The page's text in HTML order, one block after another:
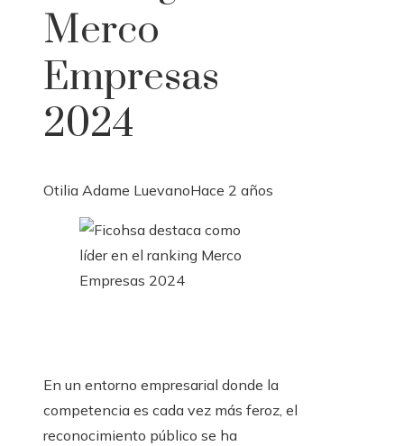
Merco
Empresas
2024
Otilia Adame LuevanoHace 2 años
En un entorno empresarial donde la
competencia es cada vez más feroz, el
reconocimiento público se ha